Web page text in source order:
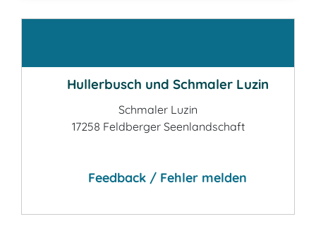
Hullerbusch und Schmaler Luzin
Schmaler Luzin
17258 Feldberger Seenlandschaft
Feedback / Fehler melden